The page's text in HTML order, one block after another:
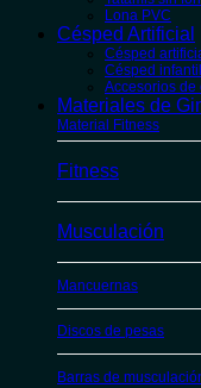
Lona PVC
Césped Artificial
Césped
Césped
Accesorios de
Materiales de
Material Fitness
Fitness
Musculación
Mancuernas
Discos de pesas
Barras de